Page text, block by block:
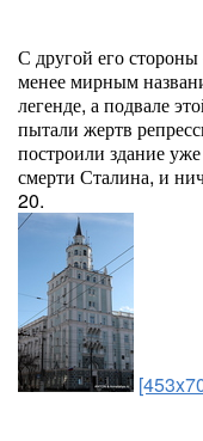
С другой его
менее мирным
легенде, а подвале
пытали жертв
построили здание
смерти Сталина, и
20.